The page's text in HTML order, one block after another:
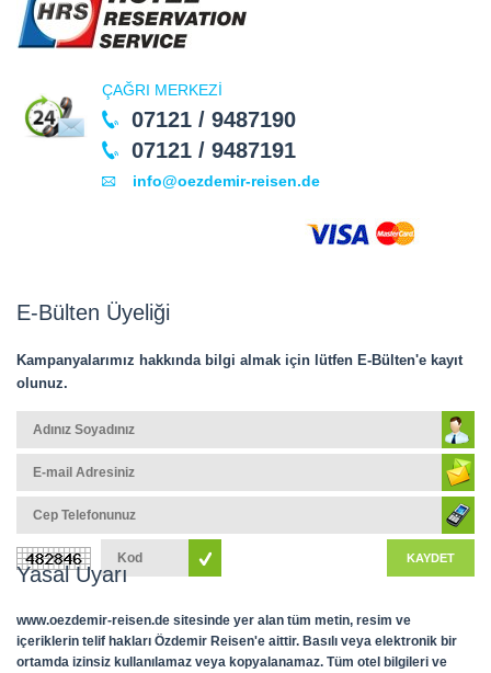
ÇAĞRI MERKEZİ
07121 / 9487190
07121 / 9487191
info@oezdemir-reisen.de
E-Bülten Üyeliği
Kampanyalarımız hakkında bilgi almak için lütfen E-Bülten'e kayıt
olunuz.
KAYDET
Yasal Uyarı
www.oezdemir-reisen.de sitesinde yer alan tüm metin, resim ve
içeriklerin telif hakları Özdemir Reisen'e aittir. Basılı veya elektronik bir
ortamda izinsiz kullanılamaz veya kopyalanamaz. Tüm otel bilgileri ve